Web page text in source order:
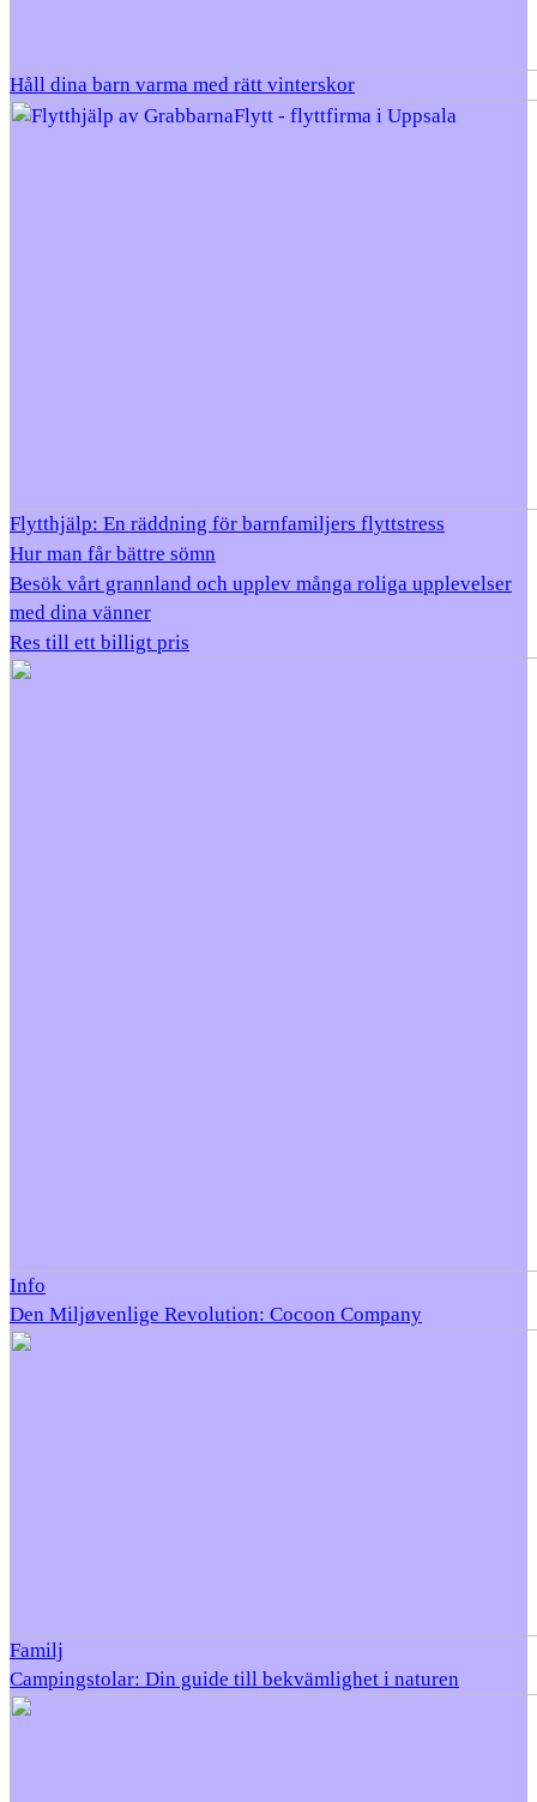
Håll dina barn varma med rätt vinterskor
Flytthjälp: En räddning för barnfamiljers flyttstress
Hur man får bättre sömn
Besök vårt grannland och upplev många roliga upplevelser
med dina vänner
Res till ett billigt pris
Info
Den Miljøvenlige Revolution: Cocoon Company
Familj
Campingstolar: Din guide till bekvämlighet i naturen